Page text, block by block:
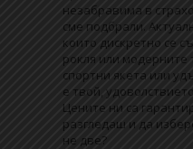
незабравима в
сме подбрали.
които дискретно се
рокля или модерните
спортни якета или
е твой,
Цените ни са
разгледаш и да
не две?